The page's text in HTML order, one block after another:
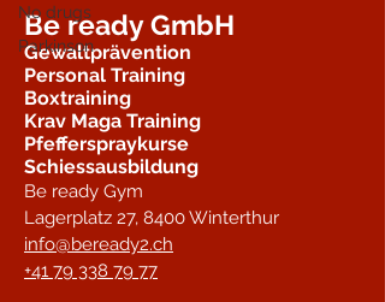
No drugs
Parkinson
Be ready GmbH
Gewaltprävention
Personal Training
Boxtraining
Krav Maga Training
Pfefferspraykurse
Schiessausbildung
Be ready Gym
Lagerplatz 27, 8400 Winterthur
info@beready2.ch
+41 79 338 79 77